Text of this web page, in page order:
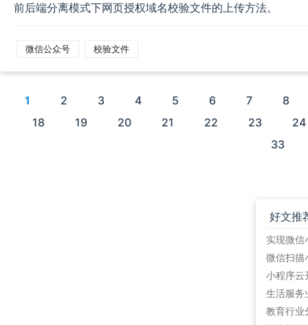
前后端分离模式下网页授权域名校验文件的上传方法。
微信公众号 校验文件
1 2 3 4 5 6 7
8
18
19 20 21 22 23
24
33
好文推
教育行业